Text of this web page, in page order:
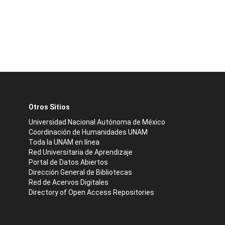
Otros Sitios
Universidad Nacional Autónoma de México
Coordinación de Humanidades UNAM
Toda la UNAM en línea
Red Universitaria de Aprendizaje
Portal de Datos Abiertos
Dirección General de Bibliotecas
Red de Acervos Digitales
Directory of Open Access Repositories